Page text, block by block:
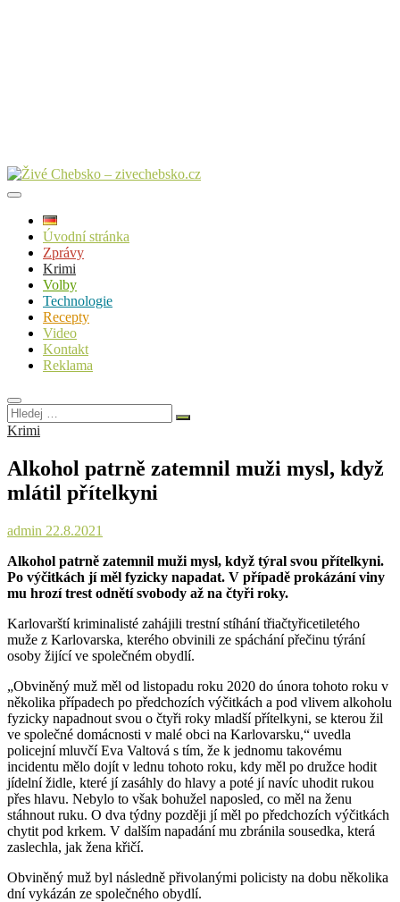
Úvodní stránka
Zprávy
Krimi
Volby
Technologie
Recepty
Video
Kontakt
Reklama
Hledej
…
Krimi
Alkohol patrně zatemnil muži mysl, když
mlátil přítelkyni
admin 22.8.2021
Alkohol patrně zatemnil muži mysl, když týral svou přítelkyni.
Po výčitkách jí měl fyzicky napadat. V případě prokázání viny
mu hrozí trest odnětí svobody až na čtyři roky.
Karlovarští kriminalisté zahájili trestní stíhání třiačtyřicetiletého
muže z Karlovarska, kterého obvinili ze spáchání přečinu týrání
osoby žijící ve společném obydlí.
„Obviněný muž měl od listopadu roku 2020 do února tohoto roku v
několika případech po předchozích výčitkách a pod vlivem alkoholu
fyzicky napadnout svou o čtyři roky mladší přítelkyni, se kterou žil
ve společné domácnosti v malé obci na Karlovarsku,“ uvedla
policejní mluvčí Eva Valtová s tím, že k jednomu takovému
incidentu mělo dojít v lednu tohoto roku, kdy měl po družce hodit
jídelní židle, které jí zasáhly do hlavy a poté jí navíc uhodit rukou
přes hlavu. Nebylo to však bohužel naposled, co měl na ženu
stáhnout ruku. O dva týdny později jí měl po předchozích výčitkách
chytit pod krkem. V dalším napadání mu zbránila sousedka, která
zaslechla, jak žena křičí.
Obviněný muž byl následně přivolanými policisty na dobu několika
dní vykázán ze společného obydlí.